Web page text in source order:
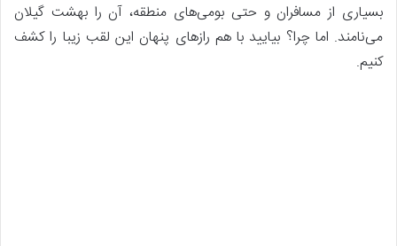
بسیاری از مسافران و حتی بومی‌های منطقه، آن را بهشت گیلان
می‌نامند. اما چرا؟ بیایید با هم رازهای پنهان این لقب زیبا را کشف
کنیم.